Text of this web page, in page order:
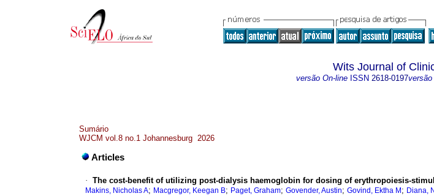
Wits Journal of
versão On-line ISSN 2618-0197
Sumário
WJCM vol.8 no.1 Johannesburg 2026
Articles
· The cost-benefit of utilizing post-dialysis haemoglobin for dosing of erythropoiesis-
Makins, Nicholas A; Macgregor, Keegan B; Paget, Graham; Govender, Austin; Govind, Ektha M ; Diana,